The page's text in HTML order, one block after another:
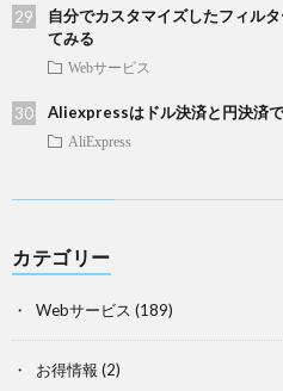
自分でカスタマイズしたフィル
てみる
Webサービス
Aliexpressはドル決済と円決済
AliExpress
カテゴリー
Webサービス (189)
お得情報 (2)